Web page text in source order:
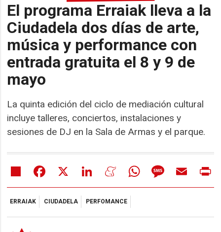
El programa Erraiak lleva a la
Ciudadela dos días de arte,
música y performance con
entrada gratuita el 8 y 9 de
mayo
La quinta edición del ciclo de mediación cultural
incluye talleres, conciertos, instalaciones y
sesiones de DJ en la Sala de Armas y el parque.
Share Facebook LinkedIn MeneameWhatsAppMessageEmail
ERRAIAK CIUDADELA PERFOMANCE